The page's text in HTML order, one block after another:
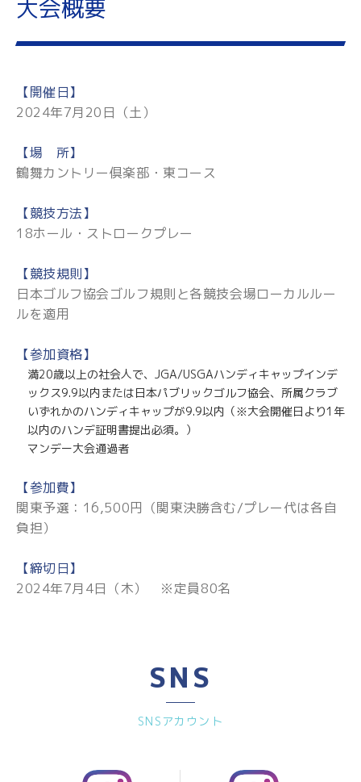
大会概要
【開催日】
2024年7月20日（土）
【場 所】
鶴舞カントリー倶楽部・東コース
【競技方法】
18ホール・ストロークプレー
【競技規則】
日本ゴルフ協会ゴルフ規則と各競技会場ローカルルー
ルを適用
【参加資格】
満20歳以上の社会人で、JGA/USGAハンディキャップインデ
ックス9.9以内または日本パブリックゴルフ協会、所属クラブ
いずれかのハンディキャップが9.9以内（※大会開催日より1年
以内のハンデ証明書提出必須。）
マンデー大会通過者
【参加費】
関東予選：16,500円（関東決勝含む/プレー代は各自
負担）
【締切日】
2024年7月4日（木） ※定員80名
SNS
SNSアカウント